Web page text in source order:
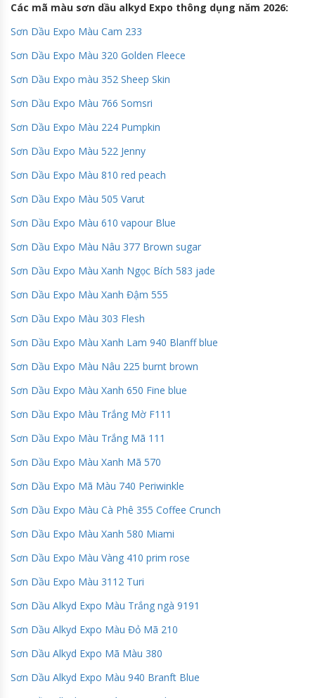
Các mã màu sơn dầu alkyd Expo thông dụng năm 2026:
Sơn Dầu Expo Màu Cam 233
Sơn Dầu Expo Màu 320 Golden Fleece
Sơn Dầu Expo màu 352 Sheep Skin
Sơn Dầu Expo Màu 766 Somsri
Sơn Dầu Expo Màu 224 Pumpkin
Sơn Dầu Expo Màu 522 Jenny
Sơn Dầu Expo Màu 810 red peach
Sơn Dầu Expo Màu 505 Varut
Sơn Dầu Expo Màu 610 vapour Blue
Sơn Dầu Expo Màu Nâu 377 Brown sugar
Sơn Dầu Expo Màu Xanh Ngọc Bích 583 jade
Sơn Dầu Expo Màu Xanh Đậm 555
Sơn Dầu Expo Màu 303 Flesh
Sơn Dầu Expo Màu Xanh Lam 940 Blanff blue
Sơn Dầu Expo Màu Nâu 225 burnt brown
Sơn Dầu Expo Màu Xanh 650 Fine blue
Sơn Dầu Expo Màu Trắng Mờ F111
Sơn Dầu Expo Màu Trắng Mã 111
Sơn Dầu Expo Màu Xanh Mã 570
Sơn Dầu Expo Mã Màu 740 Periwinkle
Sơn Dầu Expo Màu Cà Phê 355 Coffee Crunch
Sơn Dầu Expo Màu Xanh 580 Miami
Sơn Dầu Expo Màu Vàng 410 prim rose
Sơn Dầu Expo Màu 3112 Turi
Sơn Dầu Alkyd Expo Màu Trắng ngà 9191
Sơn Dầu Alkyd Expo Màu Đỏ Mã 210
Sơn Dầu Alkyd Expo Mã Màu 380
Sơn Dầu Alkyd Expo Màu 940 Branft Blue